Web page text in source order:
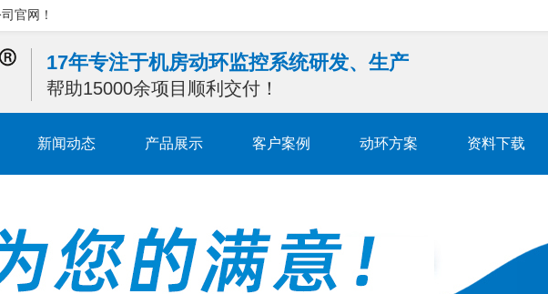
官网！
17年专注于机房动环监控系统研发、生产
帮助15000余项目顺利交付！
新闻动态 产品展示 客户案例 动环方案 资料下载